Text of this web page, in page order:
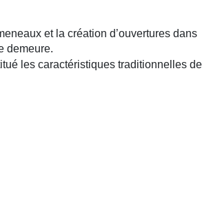
et la création d’ouvertures dans
demeure.
les caractéristiques traditionnelles de